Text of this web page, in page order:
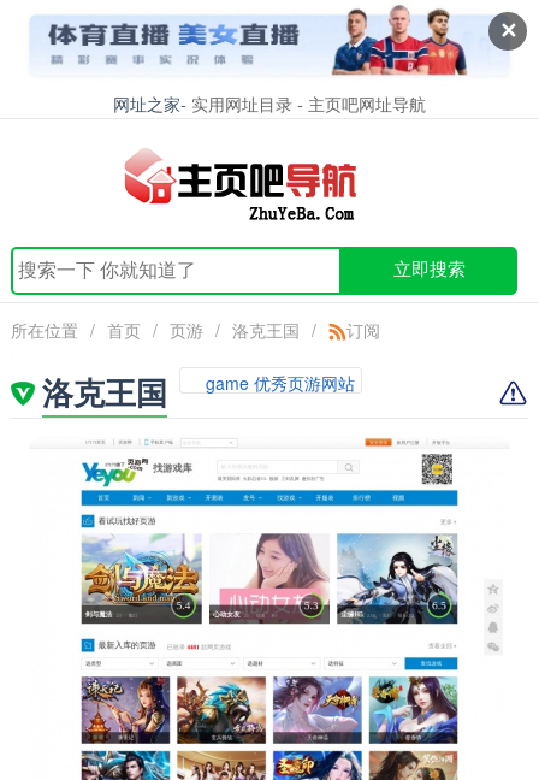
✕
网址之家- 实用网址目录 - 主页吧网址导航
立即搜索
所在位置 / 首页 / 页游 / 洛克王国 / 订阅
洛克王国 game 优秀页游网站